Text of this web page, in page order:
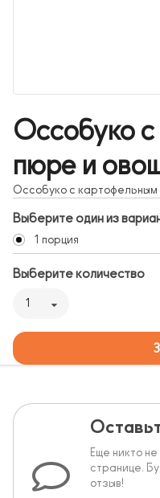
Оссобуко
пюре и
Оссобуко с
Выберите один из
1 порция
Выберите количество
1
Еще никто
странице.
отзыв!